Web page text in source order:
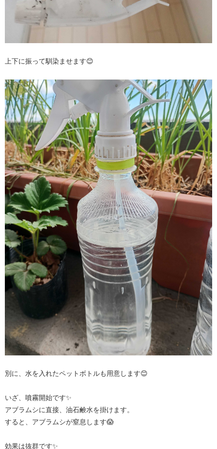
上下に振って馴染ませます😊
別に、水を入れたペットボトルも用意します😊
いざ、噴霧開始です✨
アブラムシに直接、油石鹸水を掛けます。
すると、アブラムシが窒息します😱
効果は抜群です✨